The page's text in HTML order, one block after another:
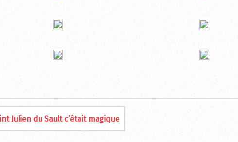
Julien du Sault c’était magique